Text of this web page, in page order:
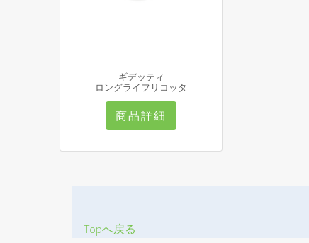
ギデッティ
ロングライフリコッタ
商品詳細
Topへ戻る